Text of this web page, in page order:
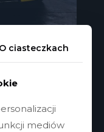
O ciasteczkach
mediów